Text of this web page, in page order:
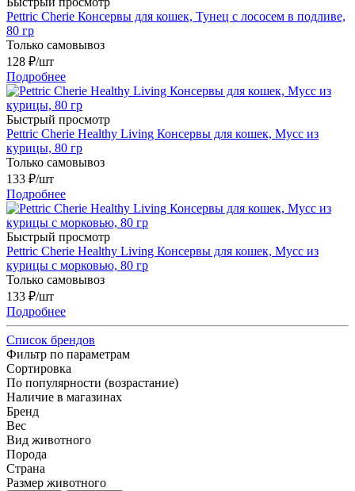
Pettric Cherie Консервы для кошек, Тунец с лососем в подливе,
80 гр
Только самовывоз
128 ₽/шт
Подробнее
Быстрый просмотр
Pettric Cherie Healthy Living Консервы для кошек, Мусс из
курицы, 80 гр
Только самовывоз
133 ₽/шт
Подробнее
Быстрый просмотр
Pettric Cherie Healthy Living Консервы для кошек, Мусс из
курицы с морковью, 80 гр
Только самовывоз
133 ₽/шт
Подробнее
Список брендов
Фильтр по параметрам
Сортировка
По популярности (возрастание)
Наличие в магазинах
Бренд
Вес
Вид животного
Порода
Страна
Размер животного